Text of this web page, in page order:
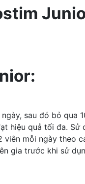
sau đó bỏ
hiệu quả tối đa.
mỗi ngày theo
gia trước khi sử